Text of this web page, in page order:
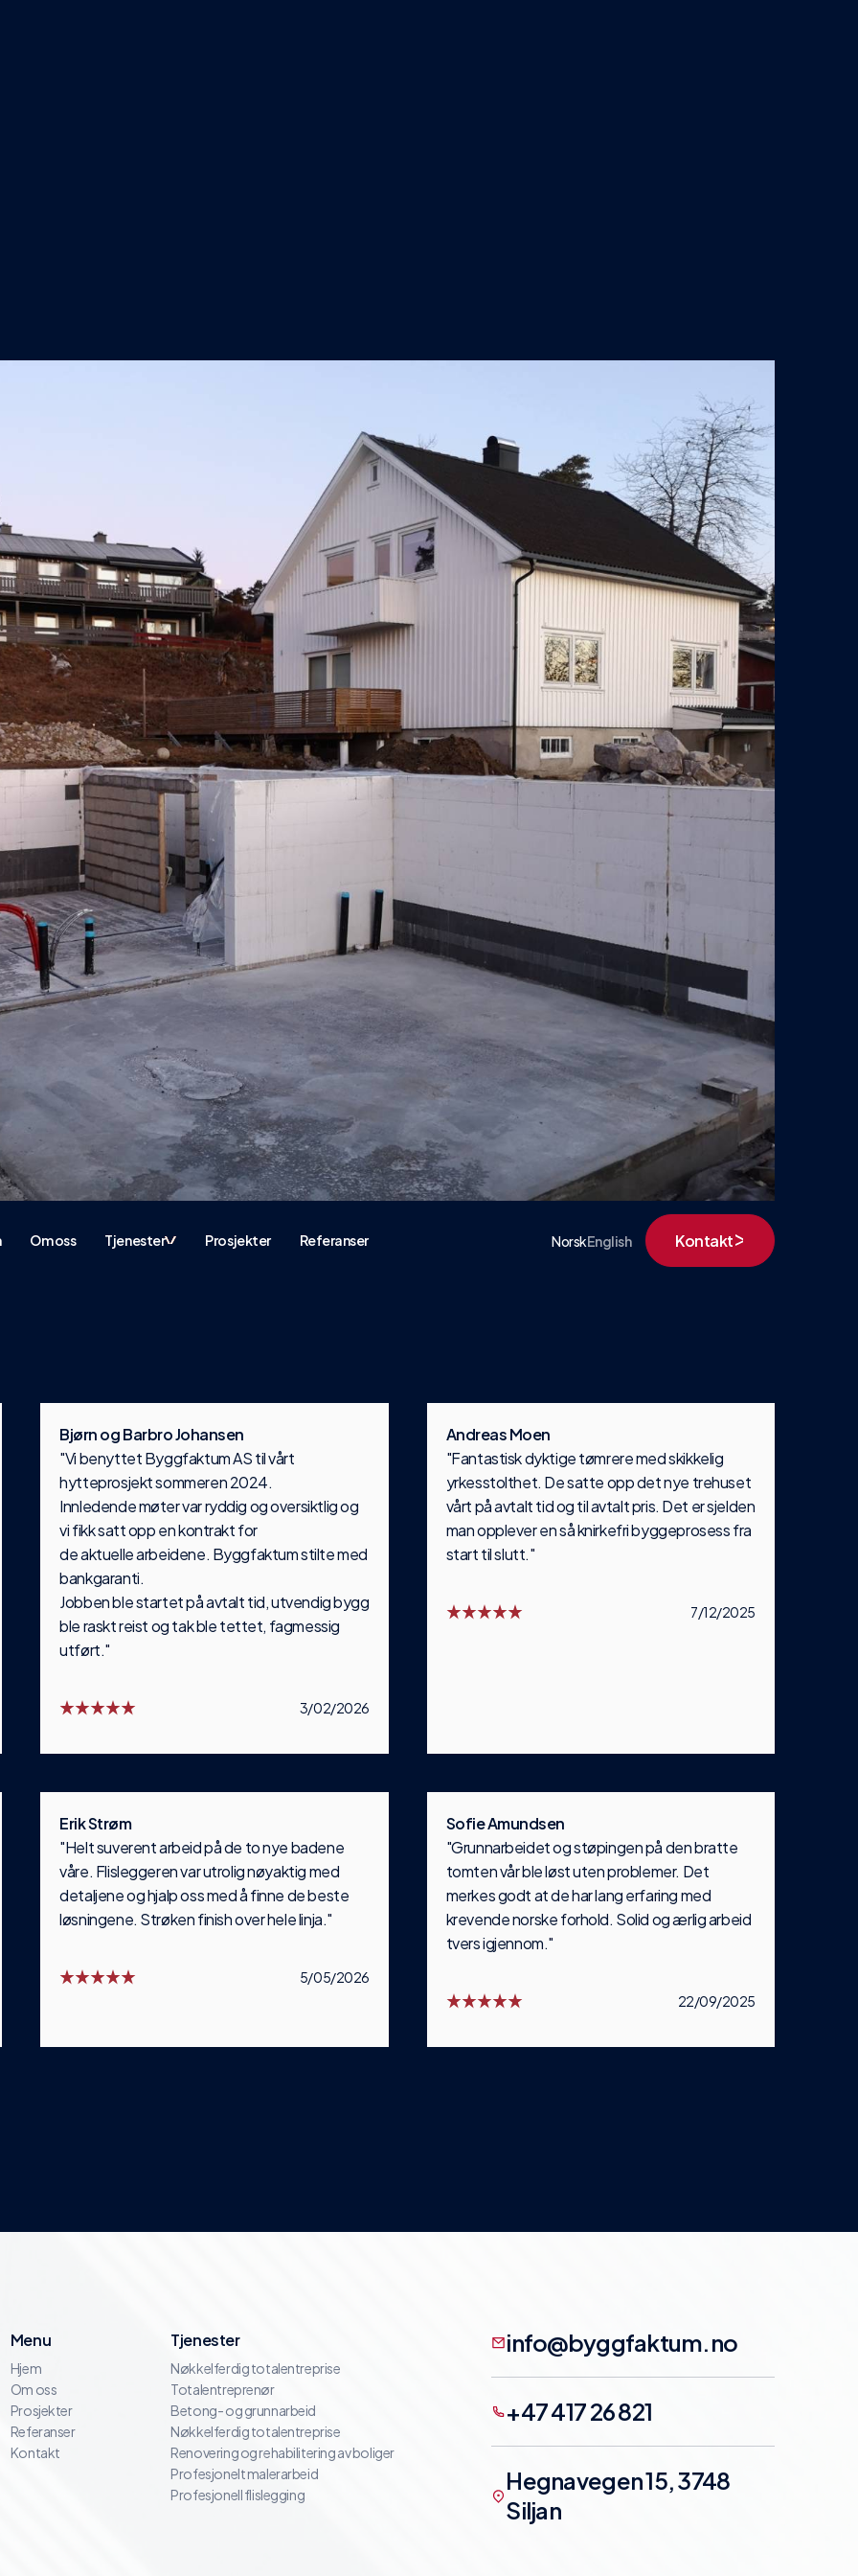
Om oss Tjenester Prosjekter Referanser NorskEnglish Kontakt
Bjørn og Barbro Johansen
"Vi benyttet Byggfaktum AS til vårt
hytteprosjekt sommeren 2024.
Innledende møter var ryddig og oversiktlig og
vi fikk satt opp en kontrakt for
de aktuelle arbeidene. Byggfaktum stilte med
bankgaranti.
Jobben ble startet på avtalt tid, utvendig bygg
ble raskt reist og tak ble tettet, fagmessig
utført."
3/02/2026
Andreas Moen
"Fantastisk dyktige tømrere med skikkelig
yrkesstolthet. De satte opp det nye trehuset
vårt på avtalt tid og til avtalt pris. Det er sjelden
man opplever en så knirkefri byggeprosess fra
start til slutt."
7/12/2025
Erik Strøm
"Helt suverent arbeid på de to nye badene
våre. Flisleggeren var utrolig nøyaktig med
detaljene og hjalp oss med å finne de beste
løsningene. Strøken finish over hele linja."
5/05/2026
Sofie Amundsen
"Grunnarbeidet og støpingen på den bratte
tomten vår ble løst uten problemer. Det
merkes godt at de har lang erfaring med
krevende norske forhold. Solid og ærlig arbeid
tvers igjennom."
22/09/2025
Menu
Hjem
Om oss
Prosjekter
Referanser
Kontakt
Tjenester
Nøkkelferdig totalentreprise
Totalentreprenør
Betong- og grunnarbeid
Nøkkelferdig totalentreprise
Renovering og rehabilitering av boliger
Profesjonelt malerarbeid
Profesjonell flislegging
info@byggfaktum.no
+47 417 26 821
Hegnavegen 15, 3748
Siljan